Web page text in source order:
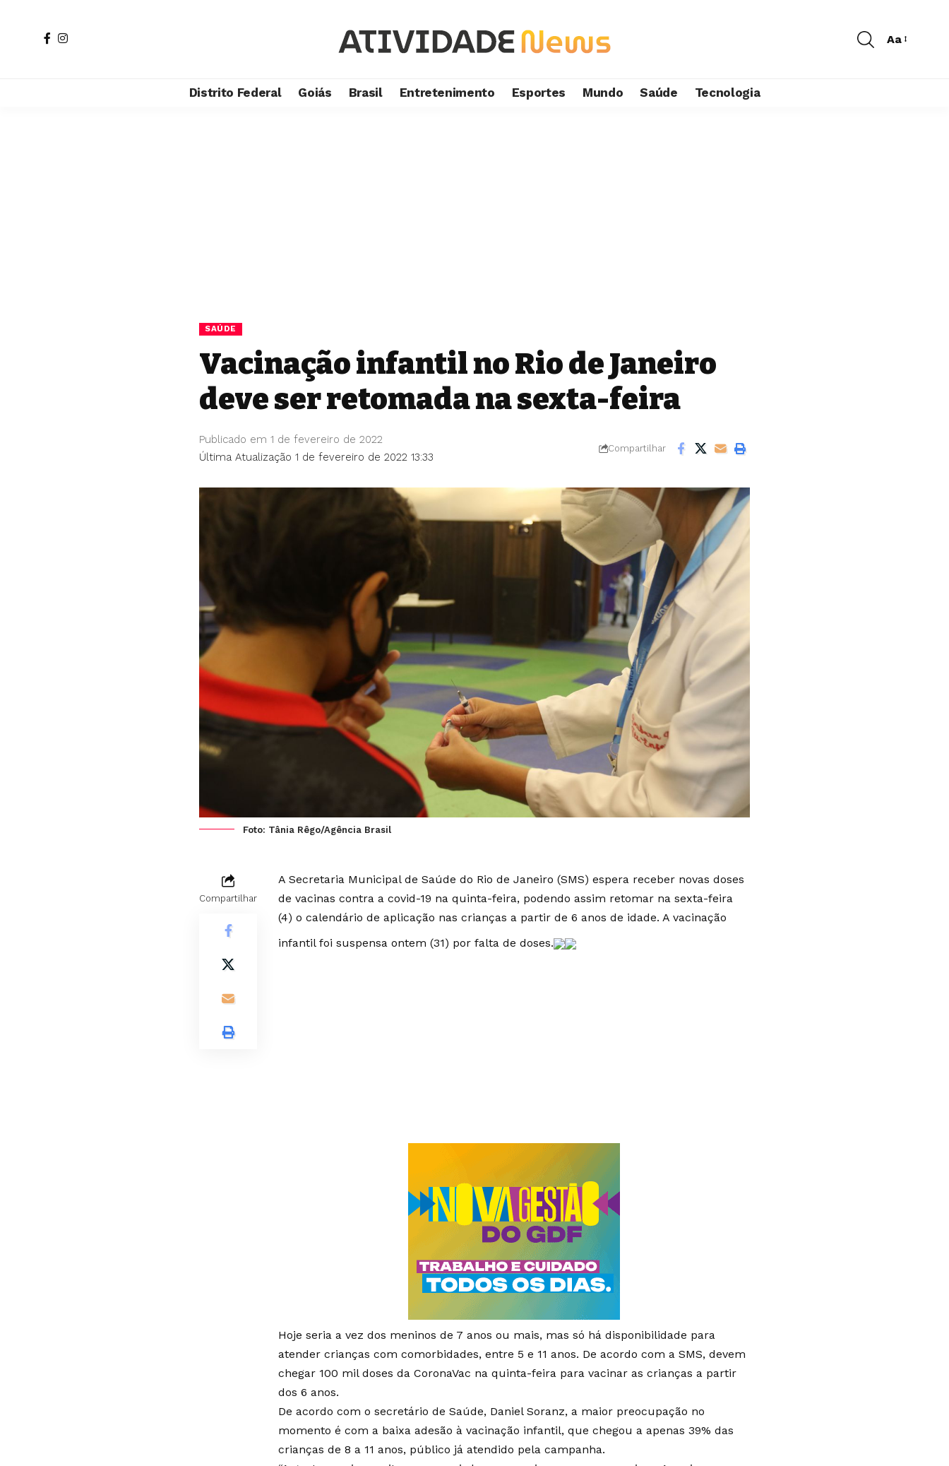
Aa
Distrito Federal Goiás Brasil Entretenimento Esportes Mundo Saúde Tecnologia
SAÚDE
Vacinação infantil no Rio de Janeiro
deve ser retomada na sexta-feira
Última Atualização 1 de fevereiro de 2022 13:33
Publicado em 1 de fevereiro de 2022
Compartilhar
Foto: Tânia Rêgo/Agência Brasil
Compartilhar
A Secretaria Municipal de Saúde do Rio de Janeiro (SMS) espera receber novas doses
de vacinas contra a covid-19 na quinta-feira, podendo assim retomar na sexta-feira
(4) o calendário de aplicação nas crianças a partir de 6 anos de idade. A vacinação
infantil foi suspensa ontem (31) por falta de doses.
Hoje seria a vez dos meninos de 7 anos ou mais, mas só há disponibilidade para
atender crianças com comorbidades, entre 5 e 11 anos. De acordo com a SMS, devem
chegar 100 mil doses da CoronaVac na quinta-feira para vacinar as crianças a partir
dos 6 anos.
De acordo com o secretário de Saúde, Daniel Soranz, a maior preocupação no
momento é com a baixa adesão à vacinação infantil, que chegou a apenas 39% das
crianças de 8 a 11 anos, público já atendido pela campanha.